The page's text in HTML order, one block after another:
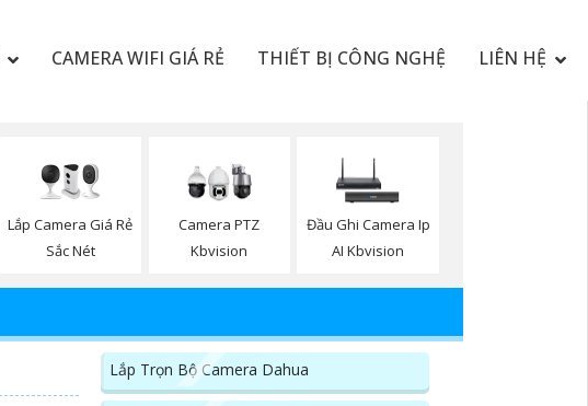
CAMERA WIFI GIÁ RẺ THIẾT BỊ CÔNG NGHỆ LIÊN HỆ
Lắp Camera Giá Rẻ
Sắc Nét
Camera PTZ
Kbvision
Đầu Ghi Camera Ip
AI Kbvision
Lắp Trọn Bộ Camera Dahua